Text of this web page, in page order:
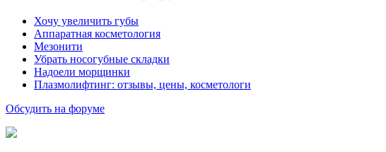
Хочу увеличить губы
Аппаратная косметология
Мезонити
Убрать носогубные складки
Надоели морщинки
Плазмолифтинг: отзывы, цены, косметологи
Обсудить на форуме